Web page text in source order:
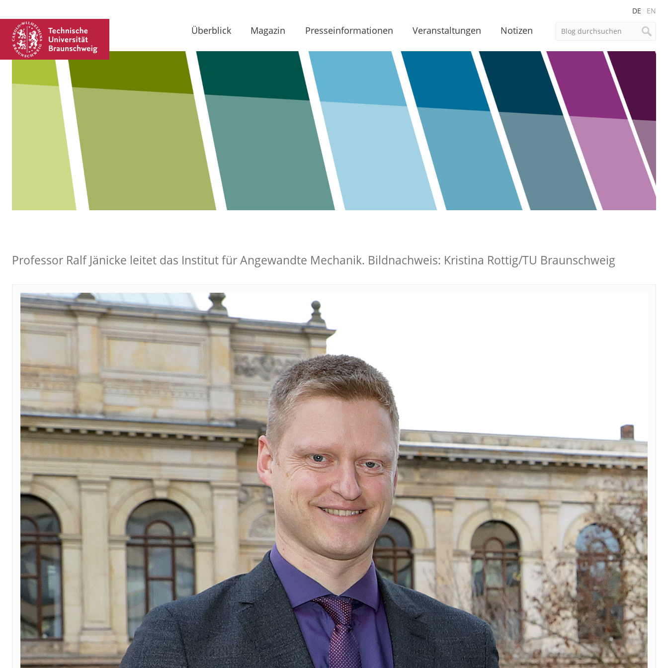
DE EN
Überblick Magazin Presseinformationen Veranstaltungen Notizen
Professor Ralf Jänicke leitet das Institut für Angewandte Mechanik. Bildnachweis: Kristina Rottig/TU Braunschweig